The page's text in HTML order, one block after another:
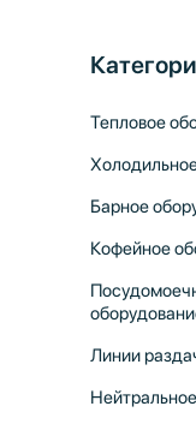
Тепловое
Барное
Кофейное
Линии